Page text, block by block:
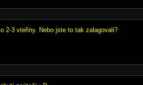
2-3 vteřiny. Nebo jste to tak zalagovali?